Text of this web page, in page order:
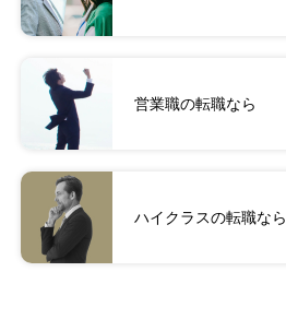
営業職の転職なら
ハイクラスの転職なら